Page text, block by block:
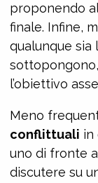
proponendo
finale. Infine,
qualunque sia
l’obiettivo
Meno
conflittuali in
uno di fronte
discutere su